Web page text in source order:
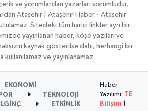
ve yorumlardan yazarları sorumludur.
Ataşehir | Ataşehir Haber - Ataşehir
Sitedeki tüm harici linkler ayrı bir
yayınlanan haber, köşe yazıları ve
kaynak gösterilse dahi, herhangi bir
kullanılamaz ve yayınlanamaz
EKONOMİ
TEKNOLOJİ
İLGİNÇ ETKİNLİK
Haber
Yazılımı:
TE
Bilişim